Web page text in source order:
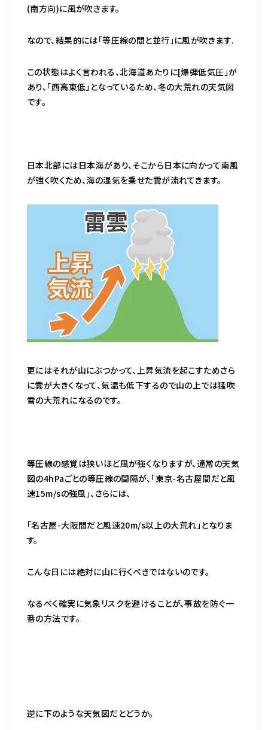
(南方向)に風が吹きます。
なので、結果的には「等圧線の間と並行」に風が吹きます.
この状態はよく言われる、北海道あたりに[爆弾低気圧」が
あり、「西高東低」となっているため、冬の大荒れの天気図
です。
日本北部には日本海があり、そこから日本に向かって南風
が強く吹くため、海の湿気を乗せた雲が流れてきます。
更にはそれが山にぶつかって、上昇気流を起こすためさら
に雲が大きくなって、気温も低下するので山の上では猛吹
雪の大荒れになるのです。
等圧線の感覚は狭いほど風が強くなりますが、通常の天気
図の4hPaごとの等圧線の間隔が、「東京-名古屋間だと風
速15m/sの強風」、さらには、
「名古屋-大阪間だと風速20m/s以上の大荒れ」となりま
す。
こんな日には絶対に山に行くべきではないのです。
なるべく確実に気象リスクを避けることが、事故を防ぐ一
番の方法です。
逆に下のような天気図だとどうか。